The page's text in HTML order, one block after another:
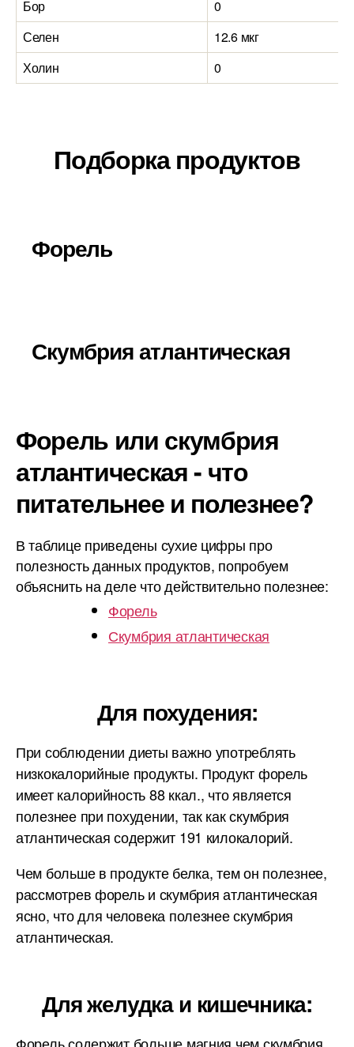
Бор
0
Селен
12.6 мкг
Холин
0
Подборка продуктов
Форель
Скумбрия атлантическая
Форель или скумбрия
атлантическая - что
питательнее и полезнее?
В таблице приведены сухие цифры про
полезность данных продуктов, попробуем
объяснить на деле что действительно полезнее:
Форель
Скумбрия атлантическая
Для похудения:
При соблюдении диеты важно употреблять
низкокалорийные продукты. Продукт форель
имеет калорийность 88 ккал., что является
полезнее при похудении, так как скумбрия
атлантическая содержит 191 килокалорий.
Чем больше в продукте белка, тем он полезнее,
рассмотрев форель и скумбрия атлантическая
ясно, что для человека полезнее скумбрия
атлантическая.
Для желудка и кишечника: